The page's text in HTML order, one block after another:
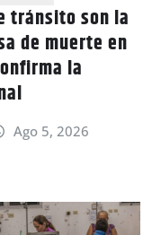
tránsito son la
de muerte en
la
Ago 5, 2026